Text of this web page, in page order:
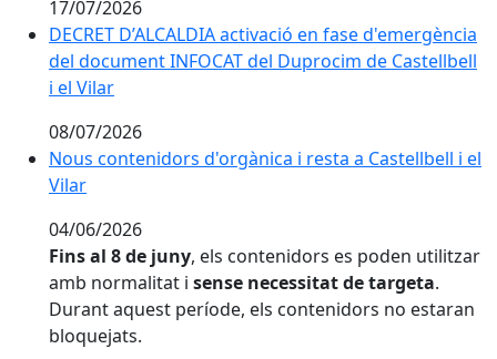
17/07/2026
DECRET D’ALCALDIA activació en fase
DECRET D’ALCALDIA activació en fase d'emergència
del document INFOCAT del Duprocim de Castellbell
i el Vilar
08/07/2026
Nous contenidors d'orgànica i resta a Castellbell i el
Nous contenidors d'orgànica i resta a Castellbell i el
Vilar
04/06/2026
Fins al 8 de juny, els contenidors es poden utilitzar
amb normalitat i sense necessitat de targeta.
Durant aquest període, els contenidors no estaran
bloquejats.